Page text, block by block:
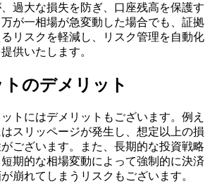
過大な損失を防ぎ、口座残高を保護す
が一相場が急変動した場合でも、証拠
リスクを軽減し、リスク管理を自動化
供いたします。
のデメリット
トにはデメリットもございます。例え
スリッページが発生し、想定以上の損
ございます。また、長期的な投資戦略
期的な相場変動によって強制的に決済
崩れてしまうリスクもございます。